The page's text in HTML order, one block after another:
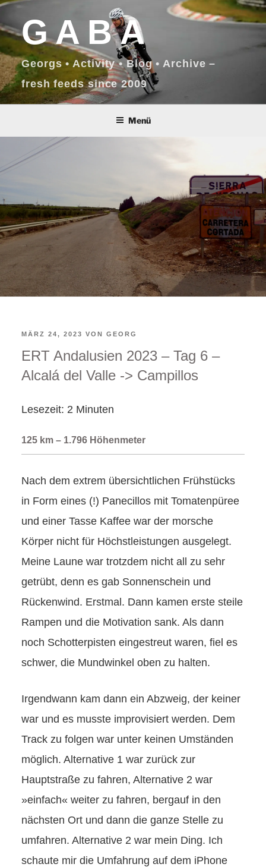
Zum
Inhalt
springenGABA
Georgs • Activity • Blog • Archive –
fresh feeds since 2009
Menü
VERÖFFENTLICHT
AM
MÄRZ 24, 2023 VON GEORG
ERT Andalusien 2023 – Tag 6 –
Alcalá del Valle -> Campillos
Lesezeit: 2 Minuten
125 km – 1.796 Höhenmeter
Nach dem extrem übersichtlichen Frühstücks
in Form eines (!) Panecillos mit Tomatenpüree
und einer Tasse Kaffee war der morsche
Körper nicht für Höchstleistungen ausgelegt.
Meine Laune war trotzdem nicht all zu sehr
getrübt, denn es gab Sonnenschein und
Rückenwind. Erstmal. Dann kamen erste steile
Rampen und die Motivation sank. Als dann
noch Schotterpisten eingestreut waren, fiel es
schwer, die Mundwinkel oben zu halten.
Irgendwann kam dann ein Abzweig, der keiner
war und es musste improvisiert werden. Dem
Track zu folgen war unter keinen Umständen
möglich. Alternative 1 war zurück zur
Hauptstraße zu fahren, Alternative 2 war
»einfach« weiter zu fahren, bergauf in den
nächsten Ort und dann die ganze Stelle zu
umfahren. Alternative 2 war mein Ding. Ich
schaute mir die Umfahrung auf dem iPhone